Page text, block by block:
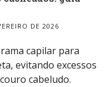
DE 2026
capilar para
evitando excessos
cabeludo.